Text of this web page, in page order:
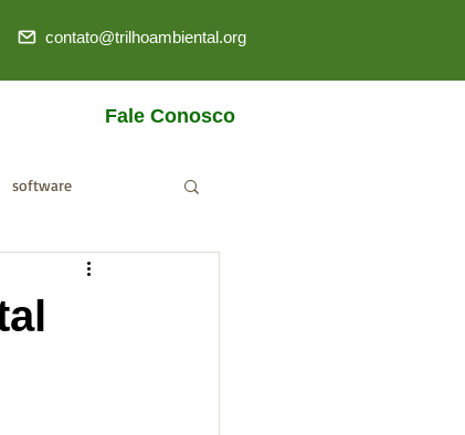
contato@trilhoambiental.org
Fale Conosco
software